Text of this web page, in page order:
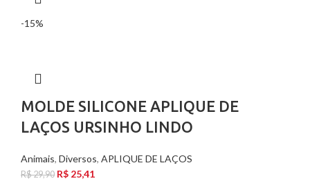
-15%
MOLDE SILICONE APLIQUE DE
LAÇOS URSINHO LINDO
Animais, Diversos, APLIQUE DE LAÇOS
R$29,90 R$ 25,41